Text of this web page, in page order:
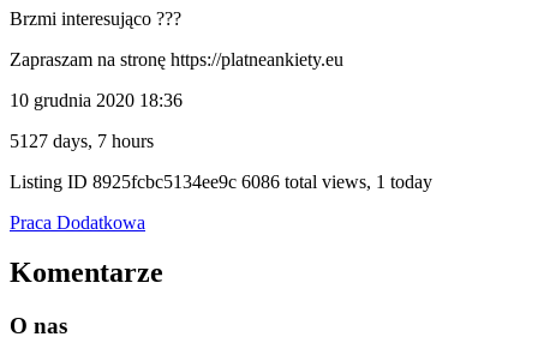
Brzmi interesująco ???
Zapraszam na stronę https://platneankiety.eu
10 grudnia 2020 18:36
5127 days, 7 hours
Listing ID 8925fcbc5134ee9c 6086 total views, 1 today
Praca Dodatkowa
Komentarze
O nas